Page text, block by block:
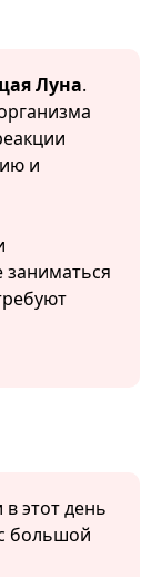
Луна.
и
заниматься
в этот день
большой